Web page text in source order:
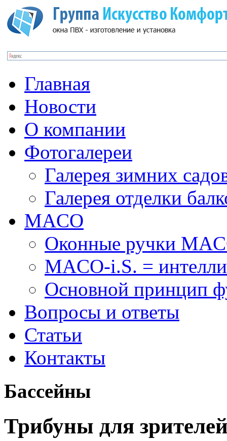
Главная
Новости
О компании
Фотогалереи
Галерея зимних
Галерея отделки
MACO
Оконные ручки
MACO-i.S. =
Основной принцип
Вопросы и ответы
Статьи
Контакты
Бассейны
Трибуны для